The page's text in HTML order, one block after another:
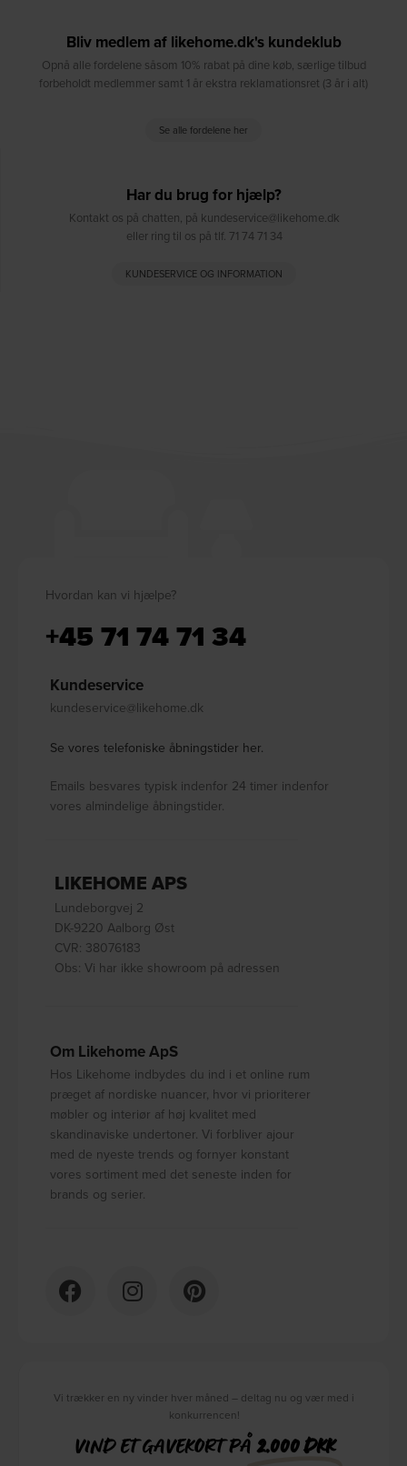
Bliv medlem af likehome.dk's kundeklub
Opnå alle fordelene såsom 10% rabat på dine køb, særlige tilbud
forbeholdt medlemmer samt 1 år ekstra reklamationsret (3 år i alt)
Se alle fordelene her
Har du brug for hjælp?
Kontakt os på chatten, på kundeservice@likehome.dk
eller ring til os på tlf. 71 74 71 34
KUNDESERVICE OG INFORMATION
Hvordan kan vi hjælpe?
+45 71 74 71 34
Kundeservice
kundeservice@likehome.dk
Se vores telefoniske åbningstider her.
Emails besvares typisk indenfor 24 timer indenfor
vores almindelige åbningstider.
LIKEHOME APS
Lundeborgvej 2
DK-9220 Aalborg Øst
CVR: 38076183
Obs: Vi har ikke showroom på adressen
Om Likehome ApS
Hos Likehome indbydes du ind i et online rum
præget af nordiske nuancer, hvor vi prioriterer
møbler og interiør af høj kvalitet med
skandinaviske undertoner. Vi forbliver ajour
med de nyeste trends og fornyer konstant
vores sortiment med det seneste inden for
brands og serier.
Vi trækker en ny vinder hver måned – deltag nu og vær med i
konkurrencen!
VIND ET GAVEKORT PÅ2.000 DKK